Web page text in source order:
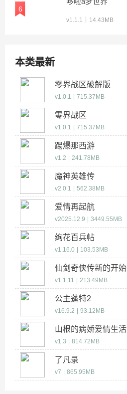
6
v1.1.1 14.43MB
本类最新
零界战区破解版
v1.0.1 715.37MB
零界战区
v1.0.1 715.37MB
踢爆那西游
v1.2 241.78MB
魔神英雄传
v2.0.1 562.38MB
爱情再起航
v2025.12.9 3449.55MB
绚花百兵帖
v1.16.0 103.53MB
仙剑奇侠传新的开始
v1.1.11 213.49MB
公主蓬特2
v16.9.2 93.12MB
山根的病娇爱情生活
v1.3 814.72MB
了凡录
v7 865.95MB